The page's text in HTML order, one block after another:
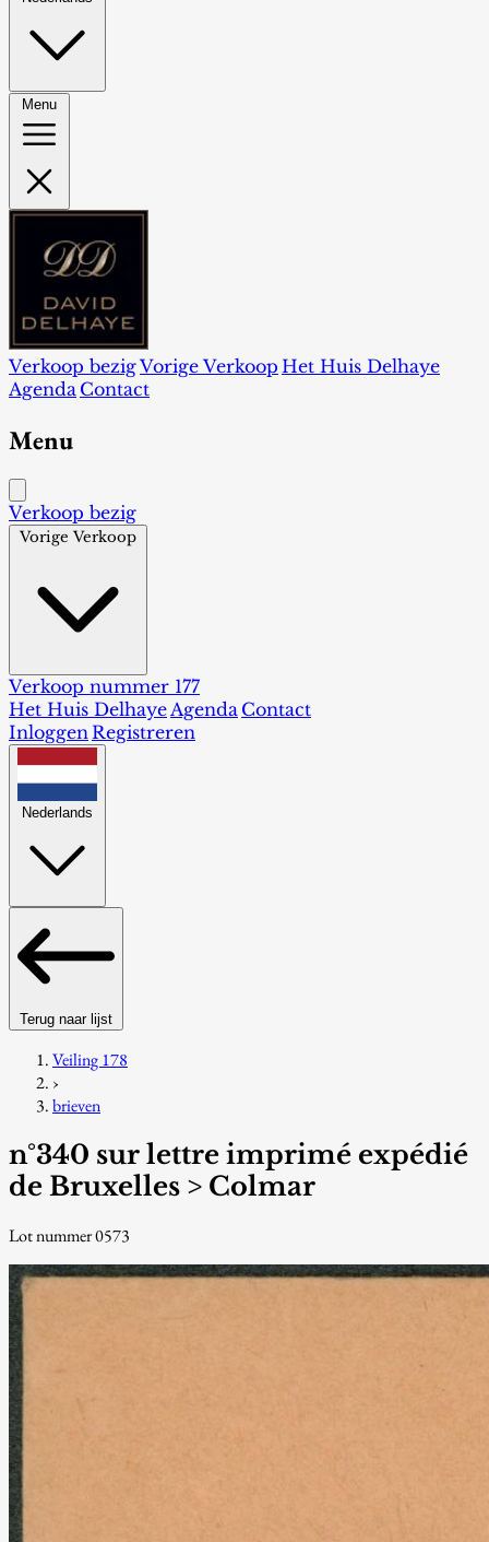
Menu
Verkoop bezigVorige Verkoop Het Huis Delhaye
Agenda Contact
Menu
Verkoop bezig
Vorige Verkoop
Verkoop nummer 177
Het Huis DelhayeAgenda Contact
InloggenRegistreren
Nederlands
Terug naar lijst
Veiling 178
›
brieven
n°340 sur lettre imprimé expédié
de Bruxelles > Colmar
Lot nummer 0573